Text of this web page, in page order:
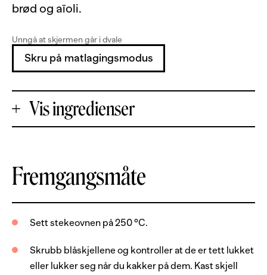
brød og aïoli.
Unngå at skjermen går i dvale
Skru på matlagingsmodus
Vis ingredienser
Porsjoner
2 kg
blåskjell
1 stk
sjalottløk
Fremgangsmåte
Sett stekeovnen på 250 °C.
Skrubb blåskjellene og kontroller at de er tett lukket
eller lukker seg når du kakker på dem. Kast skjell